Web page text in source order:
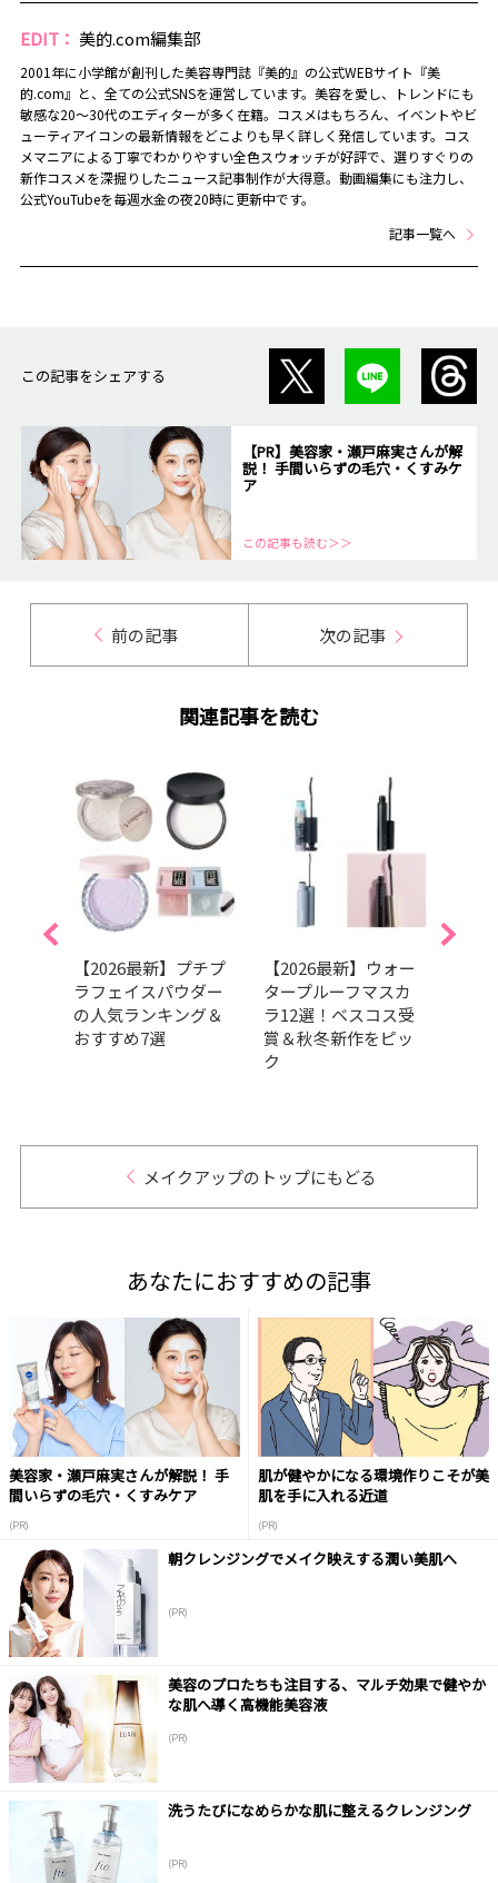
EDIT： 美的.com編集部
2001年に小学館が創刊した美容専門誌『美的』の公式WEBサイト『美
的.com』と、全ての公式SNSを運営しています。美容を愛し、トレンドにも
敏感な20～30代のエディターが多く在籍。コスメはもちろん、イベントやビ
ューティアイコンの最新情報をどこよりも早く詳しく発信しています。コス
メマニアによる丁寧でわかりやすい全色スウォッチが好評で、選りすぐりの
新作コスメを深掘りしたニュース記事制作が大得意。動画編集にも注力し、
公式YouTubeを毎週水金の夜20時に更新中です。
記事一覧へ
この記事をシェアする
【PR】美容家・瀬戸麻実さんが解
説！ 手間いらずの毛穴・くすみケ
ア
この記事も読む＞＞
前の記事 次の記事
関連記事を読む
【2026最新】プチプ
ラフェイスパウダー
の人気ランキング＆
おすすめ7選
【2026最新】ウォー
タープルーフマスカ
ラ12選！ベスコス受
賞＆秋冬新作をピッ
ク
メイクアップのトップにもどる
あなたにおすすめの記事
美容家・瀬戸麻実さんが解説！ 手
間いらずの毛穴・くすみケア
(PR)
肌が健やかになる環境作りこそが美
肌を手に入れる近道
(PR)
朝クレンジングでメイク映えする潤い美肌へ
(PR)
美容のプロたちも注目する、マルチ効果で健やか
な肌へ導く高機能美容液
(PR)
洗うたびになめらかな肌に整えるクレンジング
(PR)